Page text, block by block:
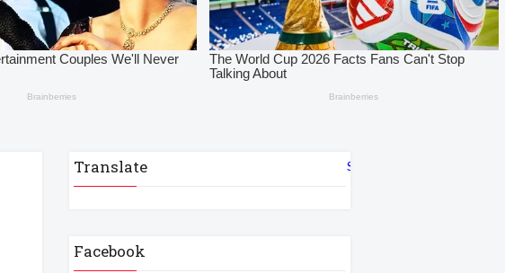
Translate Select Language
Facebook